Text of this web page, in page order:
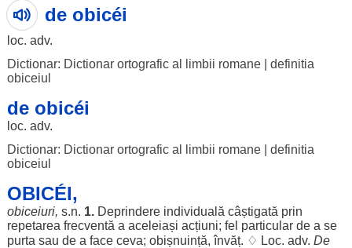
de obicéi
loc. adv.
Dictionar: Dictionar ortografic al limbii romane| definitia
obiceiul
de obicéi
loc. adv.
Dictionar: Dictionar ortografic al limbii romane| definitia
obiceiul
OBICÉI,
obiceiuri, s.n. 1. Deprindere individuală câștigată prin
repetarea frecventă a aceleiași acțiuni; fel particularde a se
purta sau de a faceceva; obișnuință,învăț. ♢ Loc. adv. De